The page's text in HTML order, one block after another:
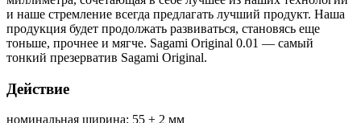
и наше стремление всегда предлагать лучший продукт. Наша
продукция будет продолжать развиваться, становясь еще
тоньше, прочнее и мягче. Sagami Original 0.01 — самый
тонкий презерватив Sagami Original.
Действие
номинальная ширина: 55 ± 2 мм